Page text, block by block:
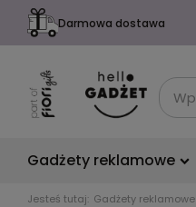
Darmowa dostawa
Gadżety reklamowe
Jesteś tutaj: Gadżety reklamowe